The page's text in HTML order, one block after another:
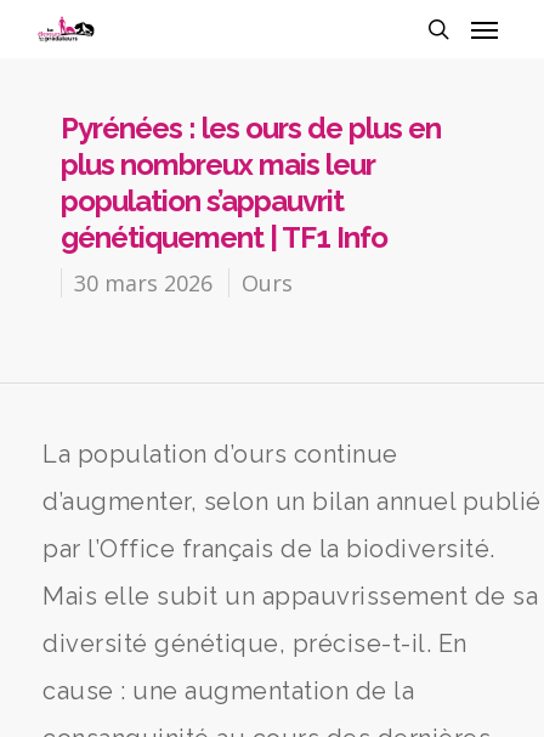
Pyrénées : les ours de plus en
plus nombreux mais leur
population s’appauvrit
génétiquement | TF1 Info
30 mars 2026 Ours
La population d’ours continue
d’augmenter, selon un bilan annuel publié
par l’Office français de la biodiversité.
Mais elle subit un appauvrissement de sa
diversité génétique, précise-t-il. En
cause : une augmentation de la